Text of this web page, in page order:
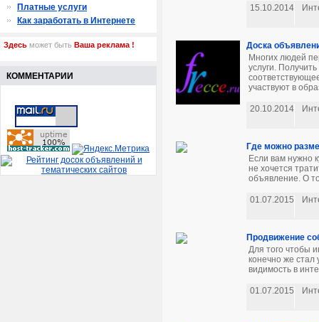
15.10.2014
Доска
Многих людей
услуги.
участвуют в
20.10.2014
Где можно
Если вам нужно
не хочется
объявление. О
01.07.2015
Продвижение
Для того чтобы
конечно же стал
видимость в
01.07.2015
Платные услуги
Как заработать в Интернете
Здесь может быть Ваша реклама !
КОММЕНТАРИИ